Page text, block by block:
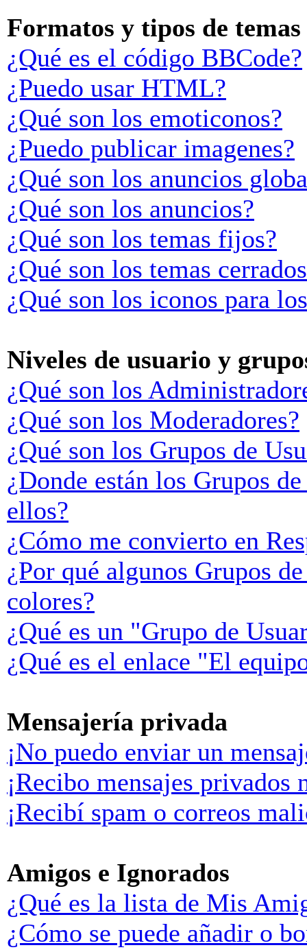
Formatos y tipos de temas
¿Qué es el código BBCode?
¿Puedo usar HTML?
¿Qué son los emoticonos?
¿Puedo publicar imagenes?
¿Qué son los anuncios
¿Qué son los anuncios?
¿Qué son los temas fijos?
¿Qué son los temas
¿Qué son los iconos para
Niveles de usuario y
¿Qué son los
¿Qué son los Moderadores?
¿Qué son los Grupos de
¿Donde están los Grupos
ellos?
¿Cómo me convierto en
¿Por qué algunos Grupos
colores?
¿Qué es un "Grupo de
¿Qué es el enlace "El
Mensajería privada
¡No puedo enviar un
¡Recibo mensajes privados
¡Recibí spam o correos
Amigos e Ignorados
¿Qué es la lista de Mis
¿Cómo se puede añadir o